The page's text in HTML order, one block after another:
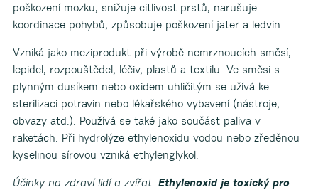
poškození mozku, snižuje citlivost prstů, narušuje
koordinace pohybů, způsobuje poškození jater a ledvin.
Vzniká jako meziprodukt při výrobě nemrznoucích směsí,
lepidel, rozpouštědel, léčiv, plastů a textilu. Ve směsi s
plynným dusíkem nebo oxidem uhličitým se užívá ke
sterilizaci potravin nebo lékařského vybavení (nástroje,
obvazy atd.). Používá se také jako součást paliva v
raketách. Při hydrolýze ethylenoxidu vodou nebo zředěnou
kyselinou sírovou vzniká ethylenglykol.
Účinky na zdraví lidí a zvířat: Ethylenoxid je toxický pro